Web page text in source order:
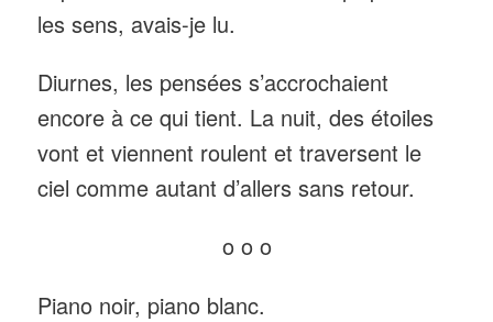
les sens, avais-je lu.
Diurnes, les pensées s’accrochaient
encore à ce qui tient. La nuit, des étoiles
vont et viennent roulent et traversent le
ciel comme autant d’allers sans retour.
o o o
Piano noir, piano blanc.